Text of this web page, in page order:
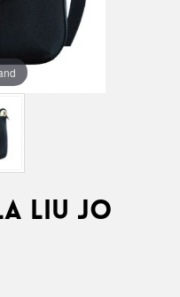
Liu Jo